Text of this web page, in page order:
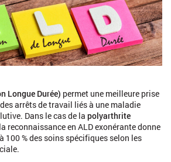
Longue Durée) permet une meilleure prise
arrêts de travail liés à une maladie
Dans le cas de la polyarthrite
reconnaissance en ALD exonérante donne
100 % des soins spécifiques selon les